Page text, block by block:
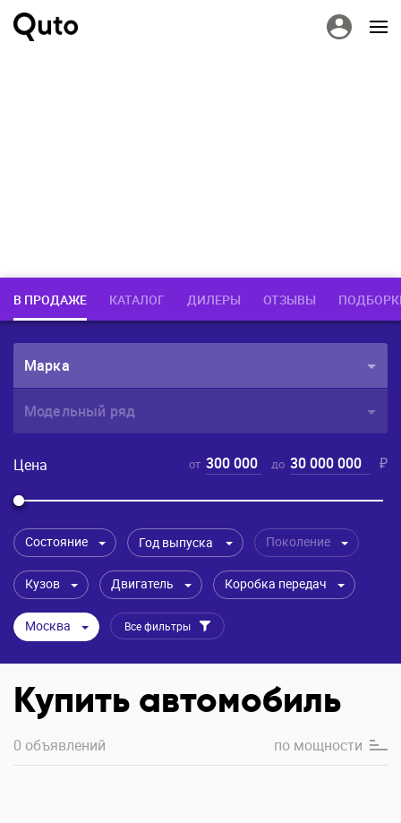
В ПРОДАЖЕ КАТАЛОГ ДИЛЕРЫ ОТЗЫВЫ
Марка
Модельный ряд
Цена от 300 000 до 30 000 000 ₽
Состояние Год выпуска Поколение
Кузов Двигатель Коробка передач
Москва Все фильтры
Купить автомобиль
0 объявлений по мощности